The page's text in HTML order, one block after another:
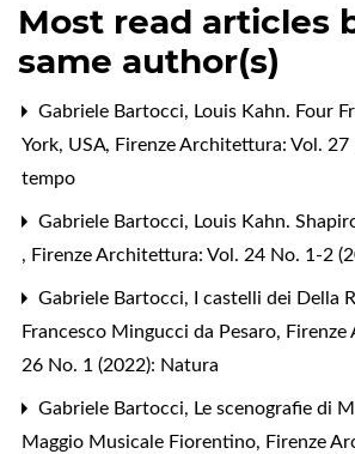
Most read articles
same author(s)
Gabriele Bartocci, Louis Kahn. Four
York, USA, Firenze Architettura: Vol. 27
tempo
Gabriele Bartocci, Louis Kahn.
, Firenze Architettura: Vol. 24 No. 1-2
Gabriele Bartocci,
I castelli dei Della
Francesco Mingucci da Pesaro, Firenze
26 No. 1 (2022): Natura
Gabriele Bartocci, Le scenografie di
Maggio Musicale Fiorentino, Firenze